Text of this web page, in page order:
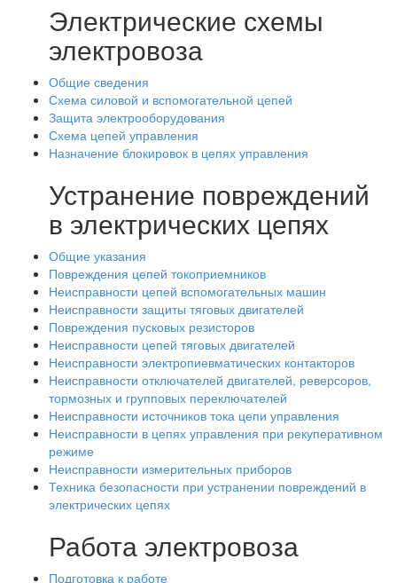
Электрические схемы
электровоза
Общие сведения
Схема силовой и вспомогательной цепей
Защита электрооборудования
Схема цепей управления
Назначение блокировок в цепях управления
Устранение повреждений
в электрических цепях
Общие указания
Повреждения цепей токоприемников
Неисправности цепей вспомогательных машин
Неисправности защиты тяговых двигателей
Повреждения пусковых резисторов
Неисправности цепей тяговых двигателей
Неисправности электропиевматических контакторов
Неисправности отключателей двигателей, реверсоров,
тормозных и групповых переключателей
Неисправности источников тока цепи управления
Неисправности в цепях управления при рекуперативном
режиме
Неисправности измерительных приборов
Техника безопасности при устранении повреждений в
электрических цепях
Работа электровоза
Подготовка к работе